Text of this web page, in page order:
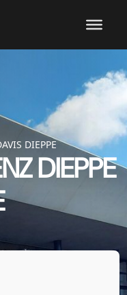
DIEPPE
DIEPPE